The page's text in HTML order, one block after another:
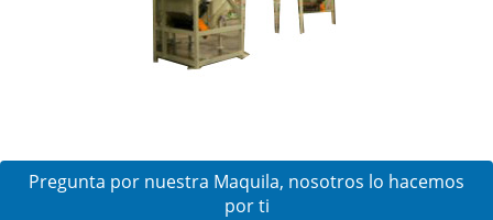
Pregunta por nuestra Maquila, nosotros lo hacemos
por ti